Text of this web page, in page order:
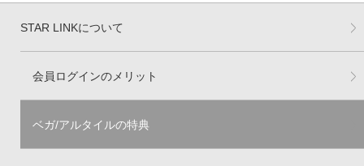
STAR LINKについて
会員ログインのメリット
ベガ/アルタイルの特典